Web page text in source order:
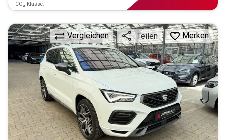
CO₂-Klasse:
Vergleichen Teilen Merken